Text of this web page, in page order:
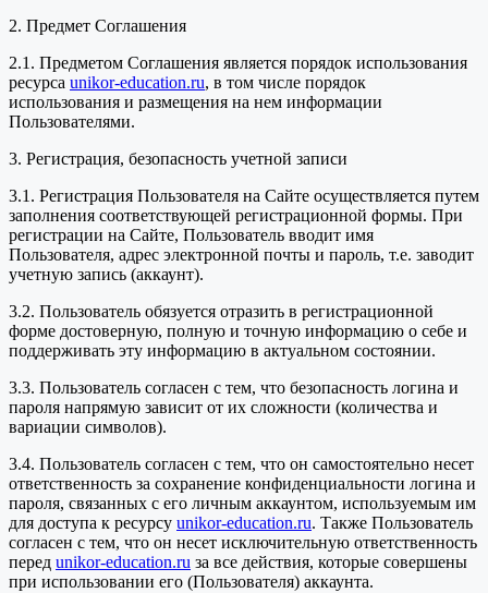
2. Предмет Соглашения
2.1. Предметом Соглашения является порядок использования
ресурса unikor-education.ru, в том числе порядок
использования и размещения на нем информации
Пользователями.
3. Регистрация, безопасность учетной записи
3.1. Регистрация Пользователя на Сайте осуществляется путем
заполнения соответствующей регистрационной формы. При
регистрации на Сайте, Пользователь вводит имя
Пользователя, адрес электронной почты и пароль, т.е. заводит
учетную запись (аккаунт).
3.2. Пользователь обязуется отразить в регистрационной
форме достоверную, полную и точную информацию о себе и
поддерживать эту информацию в актуальном состоянии.
3.3. Пользователь согласен с тем, что безопасность логина и
пароля напрямую зависит от их сложности (количества и
вариации символов).
3.4. Пользователь согласен с тем, что он самостоятельно несет
ответственность за сохранение конфиденциальности логина и
пароля, связанных с его личным аккаунтом, используемым им
для доступа к ресурсу unikor-education.ru. Также Пользователь
согласен с тем, что он несет исключительную ответственность
перед unikor-education.ru за все действия, которые совершены
при использовании его (Пользователя) аккаунта.